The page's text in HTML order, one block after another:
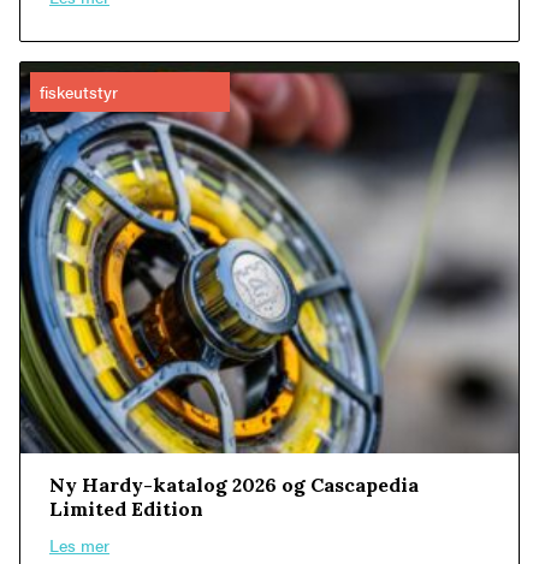
fiskeutstyr
Ny Hardy-katalog 2026 og Cascapedia
Limited Edition
Les mer